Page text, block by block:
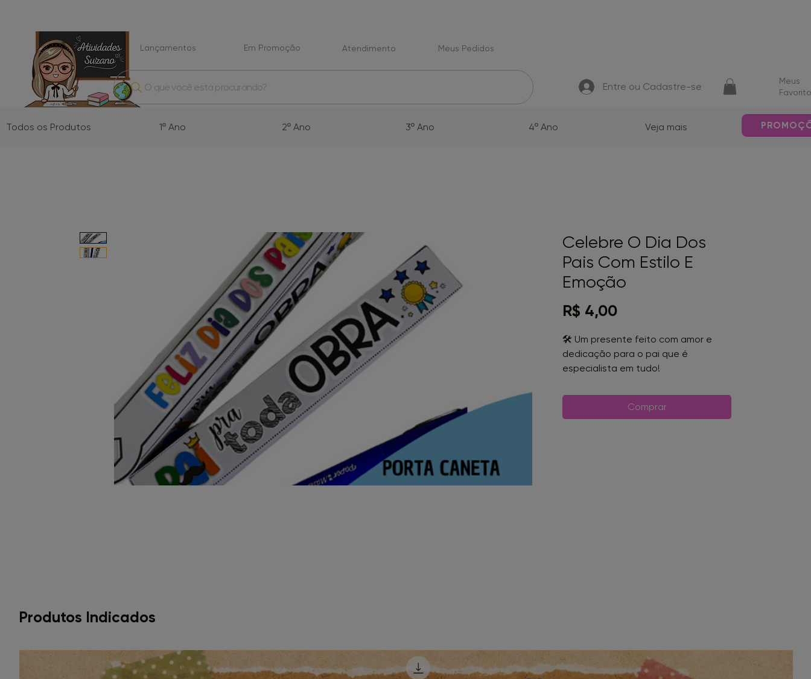
Lançamentos Em Promoção Atendimento Meus Pedidos
O que você está procurando? Entre ou Cadastre-se
Meus
Todos os Produtos 1º Ano 2º Ano 3º Ano 4º Ano Veja mais
Celebre O Dia Dos
Pais Com Estilo E
Emoção
R$ 4,00Preço
🛠️ Um presente feito com amor e
dedicação para o pai que é
especialista em tudo!
melhores histórias e assina os
melhores momentos!
Comprar
Produtos Indicados